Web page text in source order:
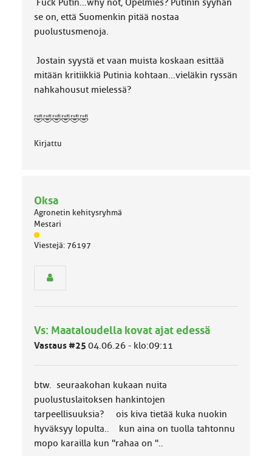
Fuck Putin...why not, Opelmies? Putinin syyhän
se on, että Suomenkin pitää nostaa
puolustusmenoja.
Jostain syystä et vaan muista koskaan esittää
mitään kritiikkiä Putinia kohtaan...vieläkin ryssän
nahkahousut mielessä?
🤣🤣🤣🤣🤣🤣
Kirjattu
Oksa
Agronetin kehitysryhmä
Mestari
J
ä
m
ä
k
k
a
Viestejä: 76197
Vs: Maataloudella kovat ajat edessä
Vastaus #25 04.06.26 - klo:09:11
btw. seuraakohan kukaan nuita
puolustuslaitoksen hankintojen
tarpeellisuuksia? ois kiva tietää kuka nuokin
hyväksyy lopulta.. kun aina on tuolla tahtonnu
mopo karailla kun "rahaa on "..